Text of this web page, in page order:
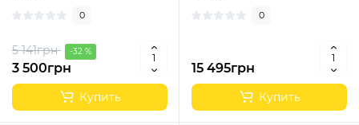
0
5 141грн -32 %
3 500грн
Купить
0
15 495грн
Купить